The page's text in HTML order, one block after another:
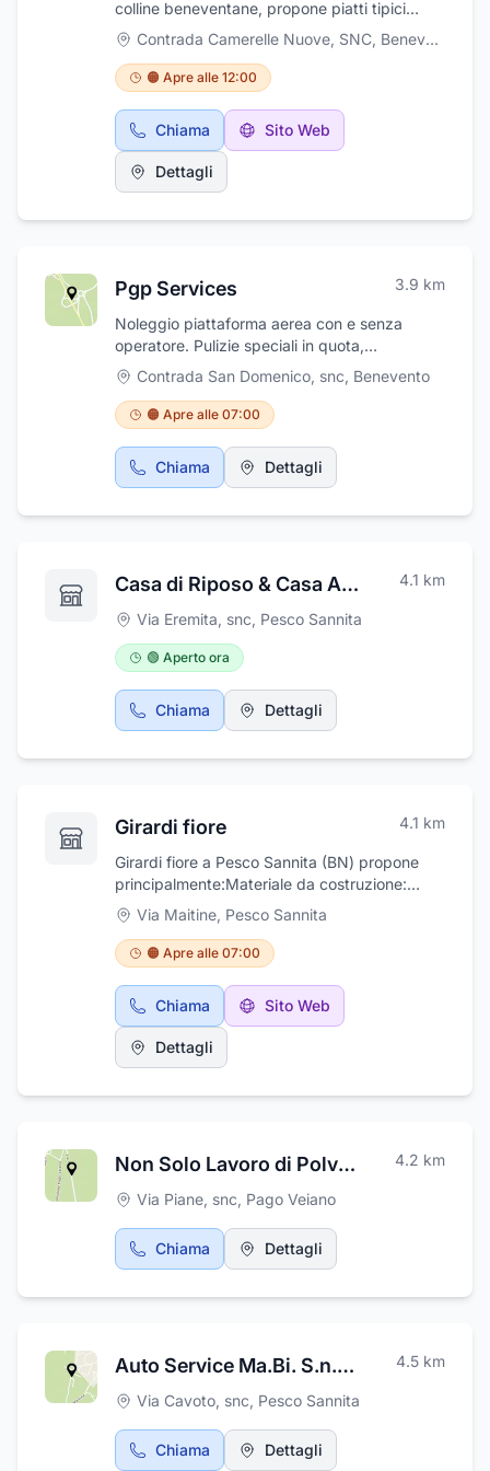
all'esperienza gastronomica.
colline beneventane, propone piatti tipici
caserecci da gustare godendo della
meravigliosa vista panoramica della città di
Benevento. Il Ristorante Agriturismo "La
Morgia", è situato a Benevento in aperta
natura e vicinissimo a Pietrelcina. L'azienda
agrituristica dispone di una bella sala e di un
meraviglioso giardino con piscina con vista
panoramica sulla città di Benevento. Il
Contrada Camerelle Nuove, SNC, Benevento
🟠 Apre alle 12:00
Chiama Sito Web
Dettagli
Pgp Services 3.9 km
Noleggio piattaforma aerea con e senza
operatore. Pulizie speciali in quota,
allontanamento volatili, pulizia pannelli
fotovoltaici, manutenzione del verde
Contrada San Domenico, snc, Benevento
🟠 Apre alle 07:00
Chiama Dettagli
Casa di Riposo & Casa Albergo Per Anziani | Villa Serena Benevento 4.1 km
Via Eremita, snc, Pesco Sannita
🟢 Aperto ora
Chiama Dettagli
Girardi fiore 4.1 km
Girardi fiore a Pesco Sannita (BN) propone
principalmente:Materiale da costruzione:
Cemento, sabbia, mattoni, piastrelle, malte e
attrezzature per lavori di ristrutturazione e
costruzione.Ceramiche per il bagno: Piastrelle,
sanitari, lavabi, docce, vasche da bagno,
accessori per il bagno di alta qualità.Articoli
da giardinaggio: Attrezzi, piante, sementi,
vasi, concimi e prodotti per la cura del
giardino.Articoli per l’esterno del giardino:
ombrelloni, arredi per esterni,
domestico.Forni per pizza: Forni professionali
o da giardino, adatti per la cottura della pizza
e altre specialità culinarie.Pellet: Comodità e
risparmio per il riscaldamento, con una vasta
offerta di pellet di qualità per stufe e
di riferimento per chi cerca materiali e
competitivi.
Via Maitine, Pesco Sannita
🟠 Apre alle 07:00
Chiama Sito Web
Dettagli
Non Solo Lavoro di Polvere Costantina 4.2 km
Via Piane, snc, Pago Veiano
Chiama Dettagli
Auto Service Ma.Bi. S.n.c. di Sabella Mario Luca 4.5 km
Via Cavoto, snc, Pesco Sannita
Chiama Dettagli